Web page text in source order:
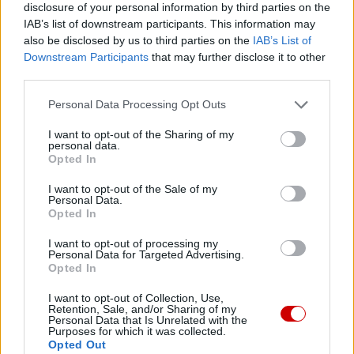
disclosure of your personal information by third parties on the
IAB’s list of downstream participants. This information may
also be disclosed by us to third parties on the IAB’s List of
Downstream Participants that may further disclose it to other
Personal Data Processing Opt Outs
I want to opt-out of the Sharing of my
personal data.
Opted In
I want to opt-out of the Sale of my
Personal Data.
Opted In
I want to opt-out of processing my
Personal Data for Targeted Advertising.
Opted In
I want to opt-out of Collection, Use,
Retention, Sale, and/or Sharing of my
Personal Data that Is Unrelated with the
Purposes for which it was collected.
Opted Out
uczestników są zasłonięta maskami, widzę jednak żywe
reakcje w oczach, czasami łzy.
kiedy już zagrożenie minie? Może oprócz
niewątpliwego zła, pandemia zaowocuje też takim
dobrem?
– Patrząc na dzieje zbawienia można powiedzieć, że
bardzo często Pan Bóg ze złych rzeczy wyprowadza
działa Boża łaska. Zachęcam do tego, byśmy i na zjawisko
pandemii spojrzeli w duchu biblijnym. Myślę, że po
pandemii będziemy już inni, bardziej wrażliwi na to, co w
naszym życiu najważniejsze. Może też głos Boży będzie
docierał do nas jeszcze mocniej, a my będziemy
odczuwali większą potrzebę otwarcia na słowo Boga.